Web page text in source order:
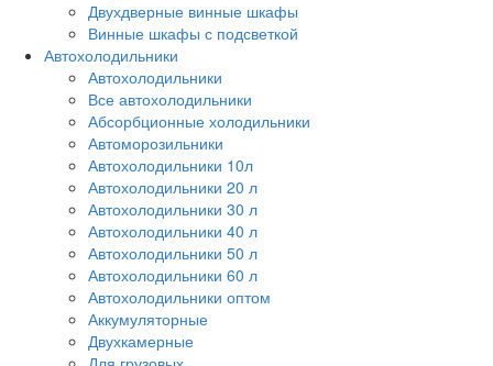
Двухдверные винные шкафы
Винные шкафы с подсветкой
Автохолодильники
Автохолодильники
Все автохолодильники
Абсорбционные холодильники
Автоморозильники
Автохолодильники 10л
Автохолодильники 20 л
Автохолодильники 30 л
Автохолодильники 40 л
Автохолодильники 50 л
Автохолодильники 60 л
Автохолодильники оптом
Аккумуляторные
Двухкамерные